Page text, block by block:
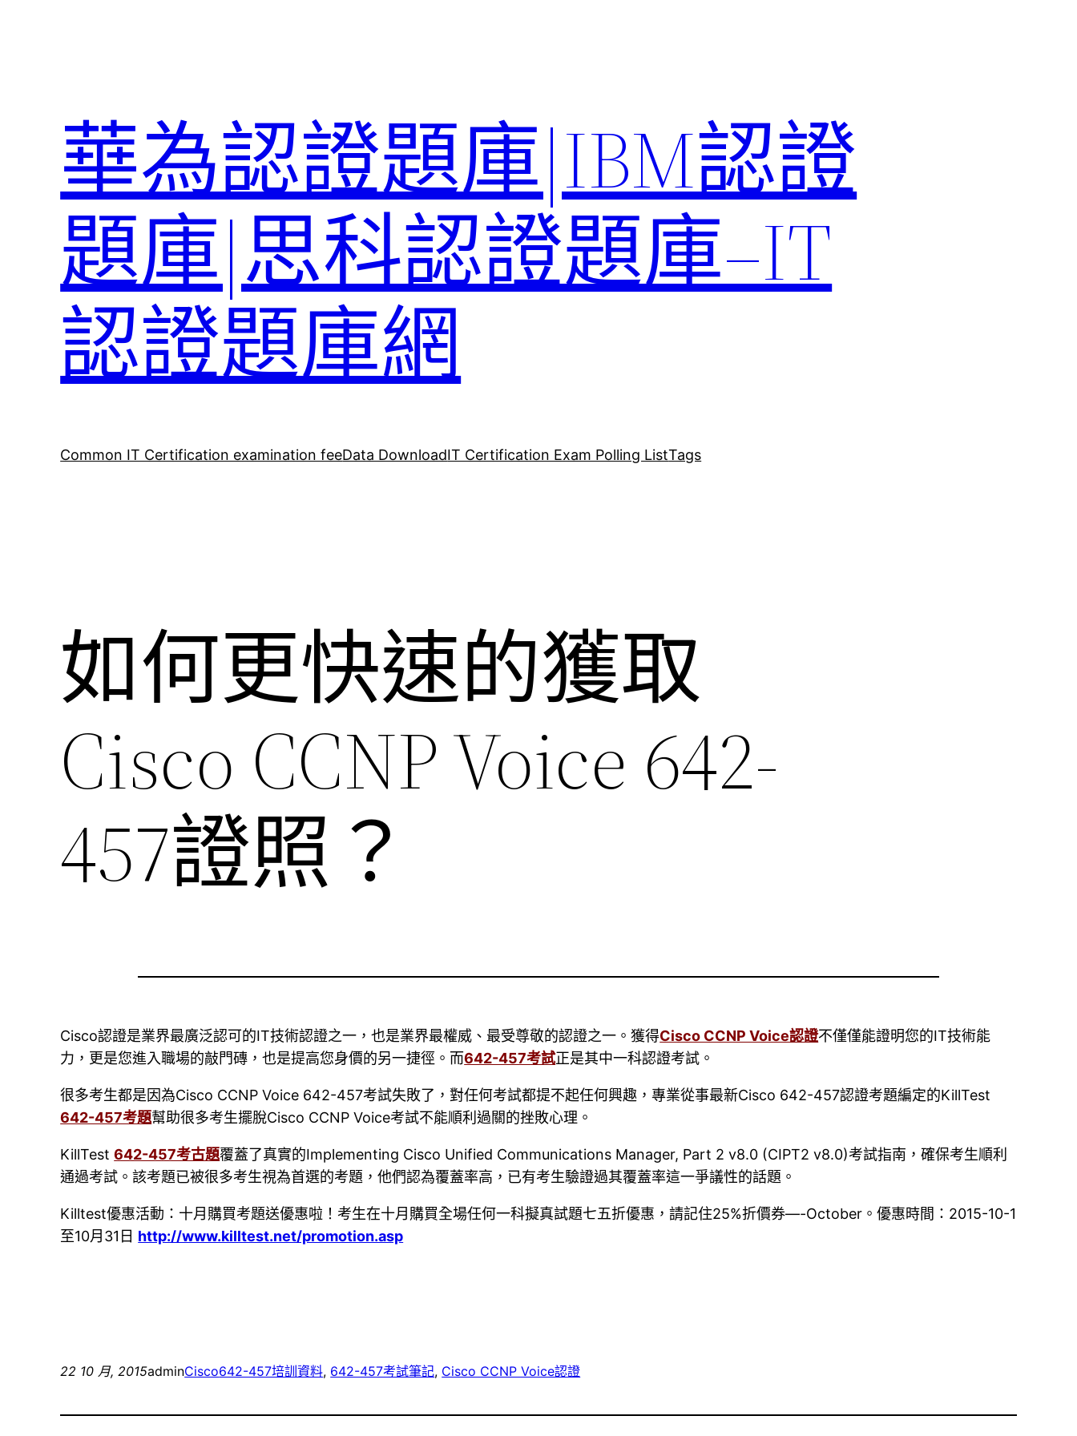
華為認證題庫|IBM認證
題庫|思科認證題庫–IT
認證題庫網
Common IT Certification examination feeData DownloadIT Certification Exam Polling ListTags
如何更快速的獲取
Cisco CCNP Voice 642-
457證照？
Cisco認證是業界最廣泛認可的IT技術認證之一，也是業界最權威、最受尊敬的認證之一。獲得Cisco CCNP Voice認證不僅僅能證明您的IT技術能
力，更是您進入職場的敲門磚，也是提高您身價的另一捷徑。而642-457考試正是其中一科認證考試。
很多考生都是因為Cisco CCNP Voice 642-457考試失敗了，對任何考試都提不起任何興趣，專業從事最新Cisco 642-457認證考題編定的KillTest
642-457考題幫助很多考生擺脫Cisco CCNP Voice考試不能順利過關的挫敗心理。
KillTest642-457考古題覆蓋了真實的Implementing Cisco Unified Communications Manager, Part 2 v8.0 (CIPT2 v8.0)考試指南，確保考生順利
通過考試。該考題已被很多考生視為首選的考題，他們認為覆蓋率高，已有考生驗證過其覆蓋率這一爭議性的話題。
Killtest優惠活動：十月購買考題送優惠啦！考生在十月購買全場任何一科擬真試題七五折優惠，請記住25%折價券—-October。優惠時間：2015-10-1
至10月31日 http://www.killtest.net/promotion.asp
22 10 月, 2015adminCisco642-457培訓資料, 642-457考試筆記, Cisco CCNP Voice認證